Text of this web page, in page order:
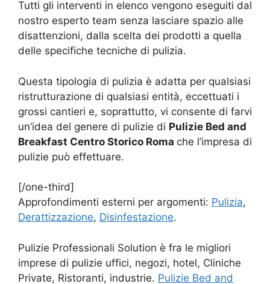
Tutti gli interventi in elenco vengono eseguiti dal
nostro esperto team senza lasciare spazio alle
disattenzioni, dalla scelta dei prodotti a quella
delle specifiche tecniche di pulizia.
Questa tipologia di pulizia è adatta per qualsiasi
ristrutturazione di qualsiasi entità, eccettuati i
grossi cantieri e, soprattutto, vi consente di farvi
un’idea del genere di pulizie di Pulizie Bed and
Breakfast Centro Storico Roma che l’impresa di
pulizie può effettuare.
[/one-third]
Approfondimenti esterni per argomenti: Pulizia,
Derattizzazione, Disinfestazione.
Pulizie Professionali Solution è fra le migliori
imprese di pulizie uffici, negozi, hotel, Cliniche
Private, Ristoranti, industrie. Pulizie Bed and